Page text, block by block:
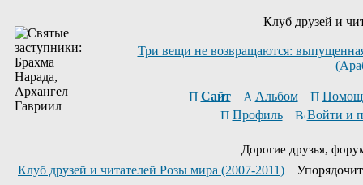
Клуб друзей и
Три вещи не возвращаются:
Сайт Альбом
Профиль
Войти и
Дорогие друзья,
Клуб друзей и читателей Розы мира (2007-2011)